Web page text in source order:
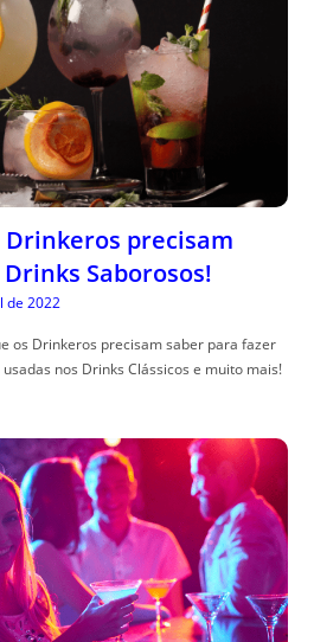
precisam
Saborosos!
de 2022
os Drinkeros precisam saber para fazer
nos Drinks Clássicos e muito mais!